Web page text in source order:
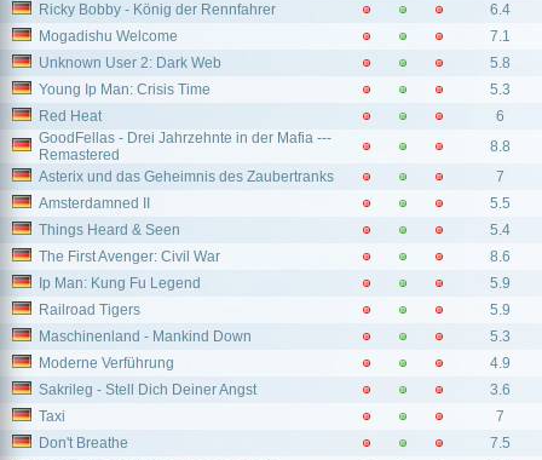
Ricky Bobby - König der Rennfahrer
6.4
Mogadishu Welcome
7.1
Unknown User 2: Dark Web
5.8
Young Ip Man: Crisis Time
5.3
Red Heat
6
GoodFellas - Drei Jahrzehnte in der Mafia ---
Remastered
8.8
Asterix und das Geheimnis des Zaubertranks
7
Amsterdamned II
5.5
Things Heard & Seen
5.4
The First Avenger: Civil War
8.6
Ip Man: Kung Fu Legend
5.9
Railroad Tigers
5.9
Maschinenland - Mankind Down
5.3
Moderne Verführung
4.9
Sakrileg - Stell Dich Deiner Angst
3.6
Taxi
7
Don't Breathe
7.5